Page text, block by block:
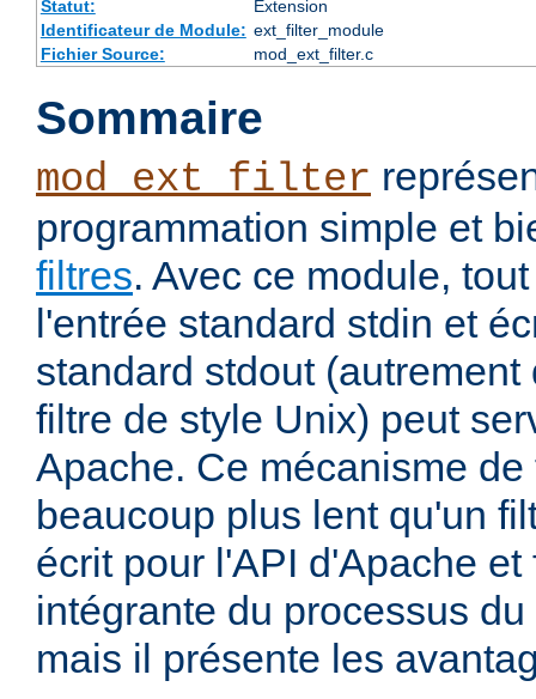
Statut:
Extension
Identificateur de Module: ext_filter_module
Fichier Source:
mod_ext_filter.c
Sommaire
mod_ext_filter
programmation simple et
filtres. Avec ce module,
l'entrée standard stdin et
standard stdout
filtre de style Unix) peut
Apache. Ce mécanisme de
beaucoup plus lent qu'un
écrit pour l'API d'Apache et
intégrante du processus
mais il présente les